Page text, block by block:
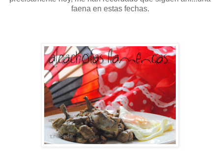
faena en estas fechas.